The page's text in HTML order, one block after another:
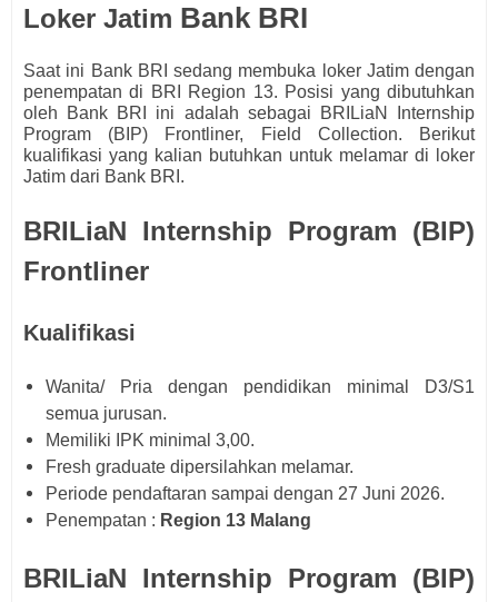
Loker Jatim Bank BRI
Saat ini Bank BRI sedang membuka loker Jatim dengan
penempatan di BRI Region 13. Posisi yang dibutuhkan
oleh Bank BRI ini adalah sebagai BRILiaN Internship
Program (BIP) Frontliner, Field Collection.
Berikut
kualifikasi yang kalian butuhkan untuk melamar di loker
Jatim dari Bank BRI.
BRILiaN Internship Program (BIP)
Frontliner
Kualifikasi
Wanita/ Pria dengan pendidikan minimal D3/S1
semua jurusan.
Memiliki IPK minimal 3,00.
Fresh graduate dipersilahkan melamar.
Periode pendaftaran sampai dengan 27 Juni 2026.
Penempatan : Region 13 Malang
BRILiaN Internship Program (BIP)